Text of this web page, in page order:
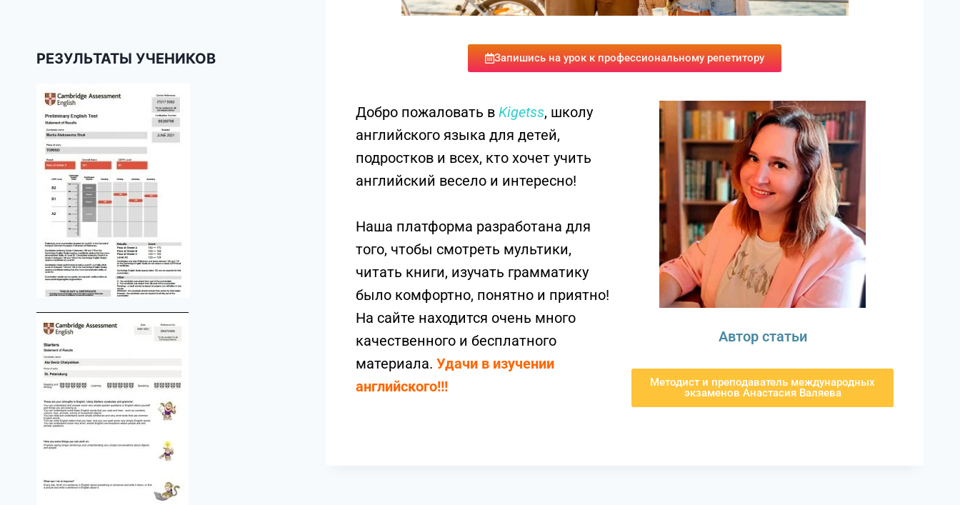
Запишись на урок к профессиональному репетитору
Добро пожаловать вKigetss, школу
английского языка для детей,
подростков и всех, кто хочет учить
английский весело и интересно!
Наша платформа разработана для
того, чтобы смотреть мультики,
читать книги, изучать грамматику
было комфортно, понятно и приятно!
На сайте находится очень много
качественного и бесплатного
материала. Удачи в изучении
английского!!!
Автор статьи
Методист и преподаватель международных
экзаменов Анастасия Валяева
РЕЗУЛЬТАТЫ УЧЕНИКОВ